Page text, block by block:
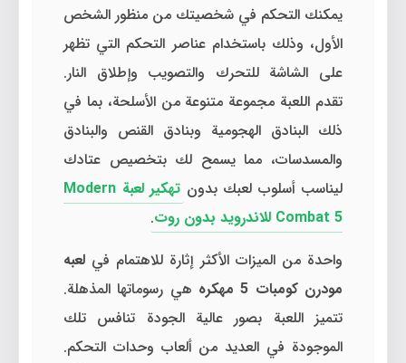
يمكنك التحكم في شخصيتك من منظور الشخص
الأول، وذلك باستخدام عناصر التحكم التي تظهر
على الشاشة للتحرك والتصويب وإطلاق النار.
تقدم اللعبة مجموعة متنوعة من الأسلحة، بما في
ذلك البنادق الهجومية وبنادق القنص والبنادق
والمسدسات، مما يسمح لك بتخصيص عتادك
ليناسب أسلوب لعبك بدون
تهكير لعبة Modern
Combat 5 للاندرويد بدون روت
.
واحدة من الميزات الأكثر إثارة للاهتمام في لعبه
مودرن كومبات 5 مهكره
هي رسوماتها المذهلة.
تتميز اللعبة بصور عالية الجودة تنافس تلك
الموجودة في العديد من ألعاب وحدات التحكم.